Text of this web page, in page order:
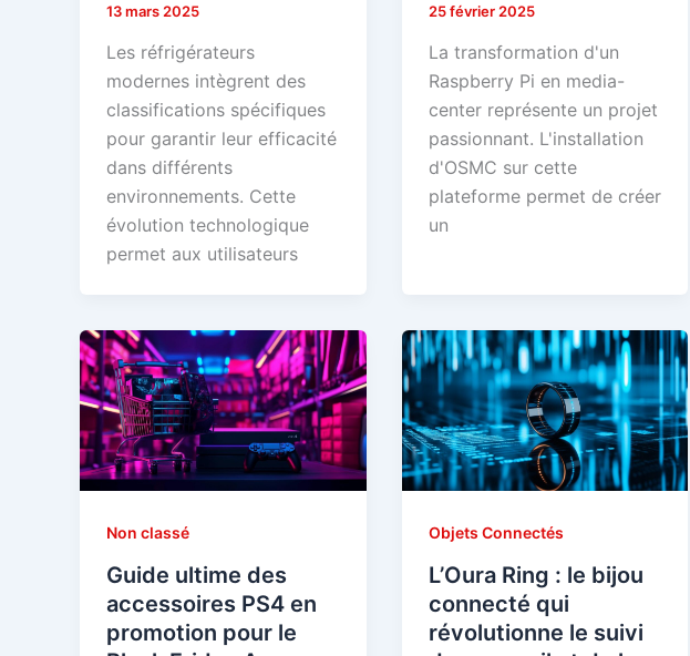
13 mars 2025
Les réfrigérateurs
modernes intègrent des
classifications spécifiques
pour garantir leur efficacité
dans différents
environnements. Cette
évolution technologique
permet aux utilisateurs
25 février 2025
La transformation d'un
Raspberry Pi en media-
center représente un projet
passionnant. L'installation
d'OSMC sur cette
plateforme permet de créer
un
Non classé
Guide ultime des
accessoires PS4 en
promotion pour le
Objets Connectés
L’Oura Ring : le bijou
connecté qui
révolutionne le suivi